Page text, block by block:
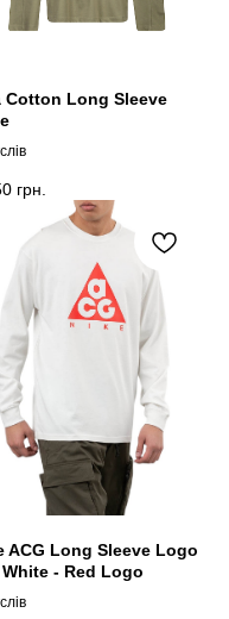
Сotton Long Sleeve
грн.
ACG Long Sleeve Logo
White - Red Logo